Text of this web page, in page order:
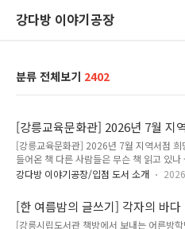
강다방 이야기공장
분류 전체보기 2402
[강릉교육문화관] 2026년 7월 지
바로대출로 들어온 책
[강릉교육문화관] 2026년 7월 지역서점 희
들어온 책 다른 사람들은 무슨 책 읽고 있나
이야기공장에 희망도서 서점바로대출로 들
다방 이야기공장으로 희망도서 신청하고 대
니다. 강릉교육문화관 희망도서 신청안내
https://lib.gwe.go.kr/gnecc/menu/
강다방 이야기공장/입점 도서 소개
[한 여름밤의 글쓰기] 각자의 바다
[강릉시립도서관 책방에서 보내는 어른방